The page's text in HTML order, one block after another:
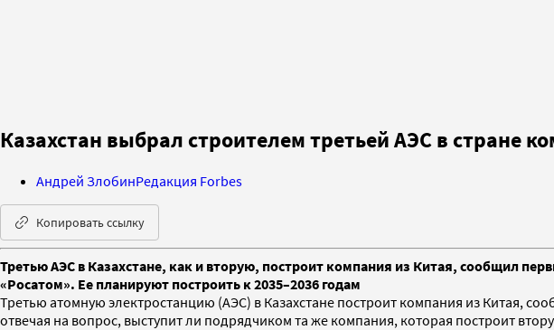
Казахстан выбрал строителем третьей АЭС в стране
Андрей ЗлобинРедакция Forbes
Копировать ссылку
Третью АЭС в Казахстане, как и вторую, построит компания из Китая, сообщил
«Росатом». Ее планируют построить к 2035–2036 годам
Третью атомную электростанцию (АЭС) в Казахстане построит компания из Китая,
отвечая на вопрос, выступит ли подрядчиком та же компания, которая построит